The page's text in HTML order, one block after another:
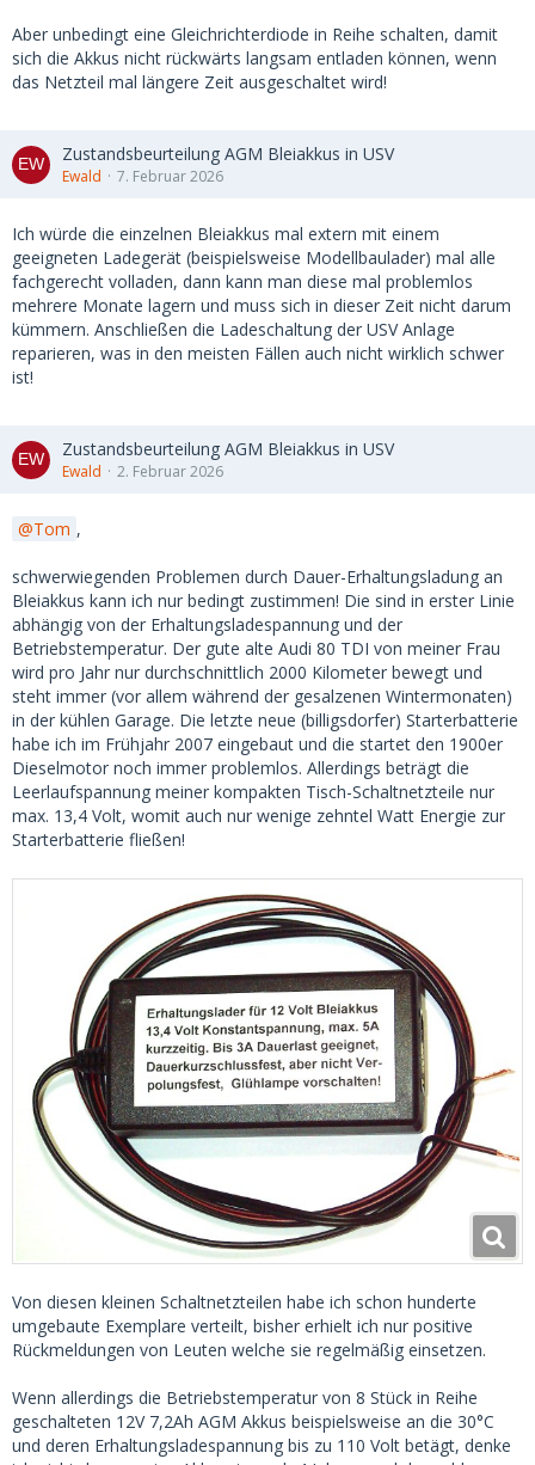
Aber unbedingt eine Gleichrichterdiode in Reihe schalten, damit
sich die Akkus nicht rückwärts langsam entladen können, wenn
das Netzteil mal längere Zeit ausgeschaltet wird!
Zustandsbeurteilung AGM Bleiakkus in USV
Ewald 7. Februar 2026
Ich würde die einzelnen Bleiakkus mal extern mit einem
geeigneten Ladegerät (beispielsweise Modellbaulader) mal alle
fachgerecht volladen, dann kann man diese mal problemlos
mehrere Monate lagern und muss sich in dieser Zeit nicht darum
kümmern. Anschließen die Ladeschaltung der USV Anlage
reparieren, was in den meisten Fällen auch nicht wirklich schwer
ist!
Zustandsbeurteilung AGM Bleiakkus in USV
Ewald 2. Februar 2026
Tom ,
schwerwiegenden Problemen durch Dauer-Erhaltungsladung an
Bleiakkus kann ich nur bedingt zustimmen! Die sind in erster Linie
abhängig von der Erhaltungsladespannung und der
Betriebstemperatur. Der gute alte Audi 80 TDI von meiner Frau
wird pro Jahr nur durchschnittlich 2000 Kilometer bewegt und
steht immer (vor allem während der gesalzenen Wintermonaten)
in der kühlen Garage. Die letzte neue (billigsdorfer) Starterbatterie
habe ich im Frühjahr 2007 eingebaut und die startet den 1900er
Dieselmotor noch immer problemlos. Allerdings beträgt die
Leerlaufspannung meiner kompakten Tisch-Schaltnetzteile nur
max. 13,4 Volt, womit auch nur wenige zehntel Watt Energie zur
Starterbatterie fließen!
Von diesen kleinen Schaltnetzteilen habe ich schon hunderte
umgebaute Exemplare verteilt, bisher erhielt ich nur positive
Rückmeldungen von Leuten welche sie regelmäßig einsetzen.
Wenn allerdings die Betriebstemperatur von 8 Stück in Reihe
geschalteten 12V 7,2Ah AGM Akkus beispielsweise an die 30°C
und deren Erhaltungsladespannung bis zu 110 Volt betägt, denke